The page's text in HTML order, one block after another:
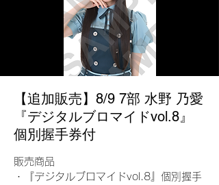
【追加販売】8/9 7部 水野 乃愛
『デジタルブロマイドvol.8』
個別握手券付
販売商品
・『デジタルブロマイドvol.8』個別握手